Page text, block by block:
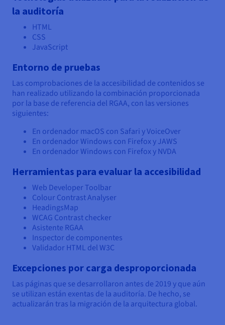
la auditoría
HTML
CSS
JavaScript
Entorno de pruebas
Las comprobaciones de la accesibilidad de contenidos se
han realizado utilizando la combinación proporcionada
por la base de referencia del RGAA, con las versiones
siguientes:
En ordenador macOS con Safari y VoiceOver
En ordenador Windows con Firefox y JAWS
En ordenador Windows con Firefox y NVDA
Herramientas para evaluar la accesibilidad
Web Developer Toolbar
Colour Contrast Analyser
HeadingsMap
WCAG Contrast checker
Asistente RGAA
Inspector de componentes
Validador HTML del W3C
Excepciones por carga desproporcionada
Las páginas que se desarrollaron antes de 2019 y que aún
se utilizan están exentas de la auditoría. De hecho, se
actualizarán tras la migración de la arquitectura global.